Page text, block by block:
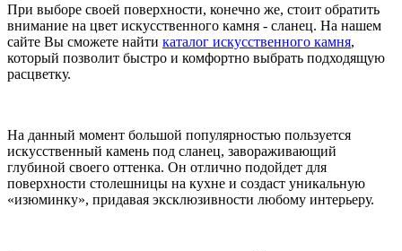
При выборе своей поверхности, конечно же, стоит обратить
внимание на цвет искусственного камня - сланец. На нашем
сайте Вы сможете найти каталог искусственного камня,
который позволит быстро и комфортно выбрать подходящую
расцветку.
На данный момент большой популярностью пользуется
искусственный камень под сланец, завораживающий
глубиной своего оттенка. Он отлично подойдет для
поверхности столешницы на кухне и создаст уникальную
«изюминку», придавая эксклюзивности любому интерьеру.